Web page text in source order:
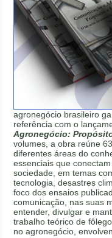
agronegócio brasileiro
referência com o
Agronegócio:
volumes, a obra reúne
diferentes áreas do
essenciais que
sociedade, em temas
tecnologia, desastres
foco dos ensaios
comunicação, nas suas
entender, divulgar e
trabalho teórico de
no agronegócio,